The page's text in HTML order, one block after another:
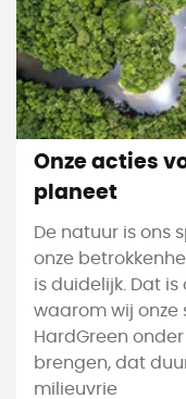
Onze acties
planeet
De natuur is ons
onze
is duidelijk. Dat is
waarom wij onze
HardGreen
brengen, dat
milieuvrie